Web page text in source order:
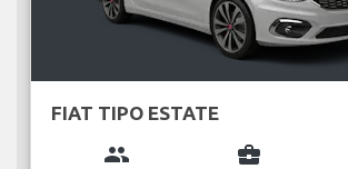
FIAT TIPO ESTATE
group business_center